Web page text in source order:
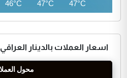
47°C
47°C
46°C
اسعار العملات بالدينار العراقي